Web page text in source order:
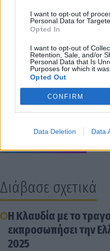
I want to opt-out of
Personal Data for
Opted In
I want to opt-out of
Retention, Sale, and/or
Personal Data that Is
Purposes for which it was
Opted Out
CONFIRM
Data Deletion Data
Διάβασε σχετικά
Η Κλαυδία με το
εκπροσωπήσει την
2025